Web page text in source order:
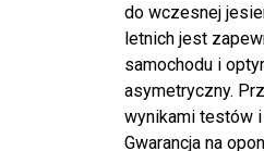
do wczesnej
letnich jest
samochodu i
asymetryczny.
wynikami testów
Gwarancja na